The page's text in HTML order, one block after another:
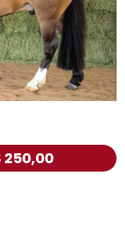
250,00